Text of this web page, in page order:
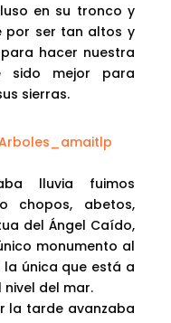
en su tronco y
por ser tan altos y
hacer nuestra
sido mejor para
sierras.
lluvia fuimos
chopos, abetos,
del Ángel Caído,
monumento al
la única que está a
del mar.
la tarde avanzaba